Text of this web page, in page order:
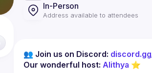
In-Person
Address available to attendees
👥 Join us on Discord:
Our wonderful host: Alithya ⭐